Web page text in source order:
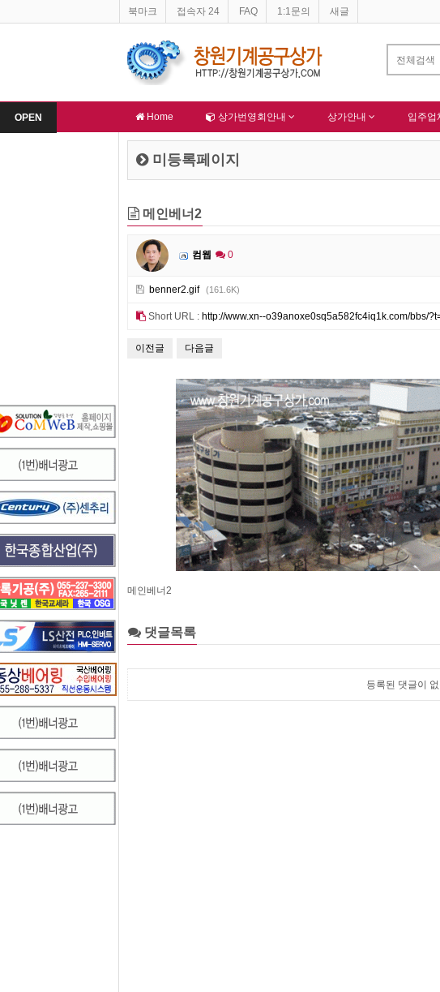
OPEN
북마크 접속자 24 FAQ 1:1문의 새글
창원기계공구상가 지하주차장 불법적재물 문제 - 알림 창원기계공구상가 홈페이지 네이버 등록완료
Home 상가번영회안내 상가안내 입주업
미등록페이지
메인베너2
컴웹 0
benner2.gif (161.6K)
Short URL : http://www.xn--o39anoxe0sq5a582fc4iq1k.com/bbs/
이전글 다음글
메인베너2
댓글목록
등록된 댓글이